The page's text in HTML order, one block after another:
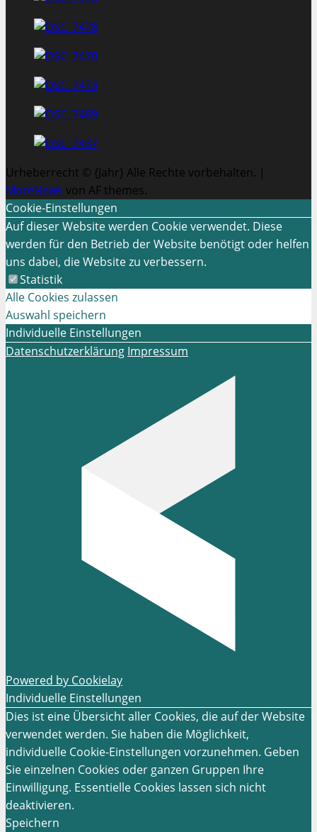
Urheberrecht © {Jahr} Alle Rechte vorbehalten. |
MoreNews von AF themes.
Cookie-Einstellungen
Auf dieser Website werden Cookie verwendet. Diese
werden für den Betrieb der Website benötigt oder helfen
uns dabei, die Website zu verbessern.
Statistik
Alle Cookies zulassen
Auswahl speichern
Individuelle Einstellungen
Datenschutzerklärung Impressum
Powered by Cookielay
Individuelle Einstellungen
Dies ist eine Übersicht aller Cookies, die auf der Website
verwendet werden. Sie haben die Möglichkeit,
individuelle Cookie-Einstellungen vorzunehmen. Geben
Sie einzelnen Cookies oder ganzen Gruppen Ihre
Einwilligung. Essentielle Cookies lassen sich nicht
deaktivieren.
Speichern